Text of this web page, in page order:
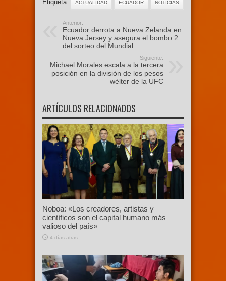
Etiqueta: ACTUALIDAD ECUADOR NOTICIAS
Anterior:
Ecuador derrota a Nueva Zelanda en
Nueva Jersey y asegura el bombo 2
del sorteo del Mundial
Siguiente:
Michael Morales escala a la tercera
posición en la división de los pesos
wélter de la UFC
ARTÍCULOS RELACIONADOS
Noboa: «Los creadores, artistas y
científicos son el capital humano más
valioso del país»
4 días atras